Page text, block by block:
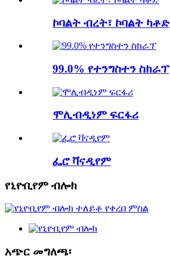
ኮባልት ብረት፣ ኮባልት ካቶድ
99.0% የተንግስተን ስክራፕ
ሞሊብዲነም ፍርፋሪ
ፌሮ ቫናዲየም
የኒዮቢየም ብሎክ
አጭር መግለጫ፡